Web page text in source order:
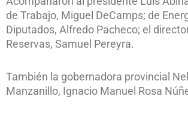
de Trabajo, Miguel DeCamps; de
Diputados, Alfredo Pacheco; el
Reservas, Samuel Pereyra.
También la gobernadora provincial
Manzanillo, Ignacio Manuel Rosa